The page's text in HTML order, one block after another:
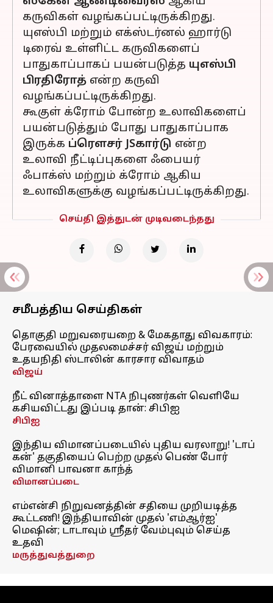
கருவிகள் வழங்கப்பட்டிருக்கிறது.
யுஎஸ்பி மற்றும் எக்ஸ்டர்னல் ஹார்டு
டிரைவ் உள்ளிட்ட கருவிகளைப்
பாதுகாப்பாகப் பயன்படுத்த யுஎஸ்பி
பிரதிரோத் என்ற கருவி
வழங்கப்பட்டிருக்கிறது.
கூகுள் க்ரோம் போன்ற உலாவிகளைப்
பயன்படுத்தும் போது பாதுகாப்பாக
இருக்க ப்ரௌசர் JSகார்டு என்ற
உலாவி நீட்டிப்புகளை ஃபையர்
ஃபாக்ஸ் மற்றும் க்ரோம் ஆகிய
உலாவிகளுக்கு வழங்கப்பட்டிருக்கிறது.
செய்தி இத்துடன் முடிவடைந்தது
சமீபத்திய செய்திகள்
தொகுதி மறுவரையறை & மேகதாது விவகாரம்:
பேரவையில் முதலமைச்சர் விஜய் மற்றும்
உதயநிதி ஸ்டாலின் காரசார விவாதம்
விஜய்
நீட் வினாத்தாளை NTA நிபுணர்கள் வெளியே
கசியவிட்டது இப்படி தான்: சிபிஐ
சிபிஐ
இந்திய விமானப்படையில் புதிய வரலாறு! 'டாப்
கன்' தகுதியைப் பெற்ற முதல் பெண் போர்
விமானி பாவனா காந்த்
விமானப்படை
எம்என்சி நிறுவனத்தின் சதியை முறியடித்த
கூட்டணி! இந்தியாவின் முதல் 'எம்ஆர்ஐ'
மெஷின்; டாடாவும் ஸ்ரீதர் வேம்புவும் செய்த
உதவி
மருத்துவத்துறை